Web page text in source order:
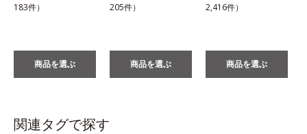
183件）
商品を選ぶ
205件）
商品を選ぶ
2,416件）
商品を選ぶ
関連タグで探す